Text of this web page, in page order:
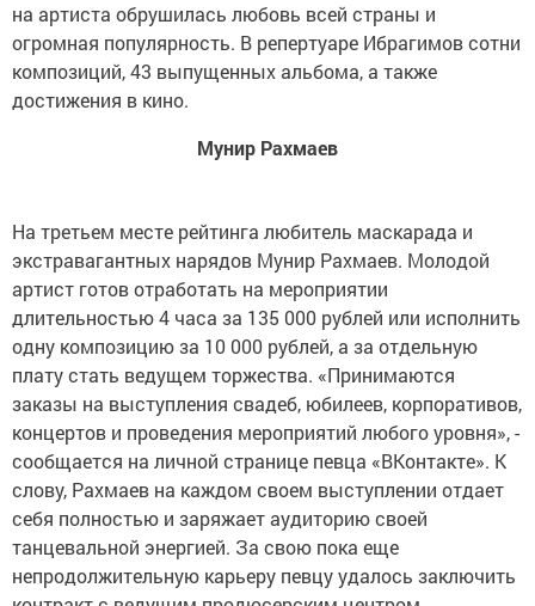
на артиста обрушилась любовь всей страны и
огромная популярность. В репертуаре Ибрагимов сотни
композиций, 43 выпущенных альбома, а также
достижения в кино.
Мунир Рахмаев
На третьем месте рейтинга любитель маскарада и
экстравагантных нарядов Мунир Рахмаев. Молодой
артист готов отработать на мероприятии
длительностью 4 часа за 135 000 рублей или исполнить
одну композицию за 10 000 рублей, а за отдельную
плату стать ведущем торжества. «Принимаются
заказы на выступления свадеб, юбилеев, корпоративов,
концертов и проведения мероприятий любого уровня», -
сообщается на личной странице певца «ВКонтакте». К
слову, Рахмаев на каждом своем выступлении отдает
себя полностью и заряжает аудиторию своей
танцевальной энергией. За свою пока еще
непродолжительную карьеру певцу удалось заключить